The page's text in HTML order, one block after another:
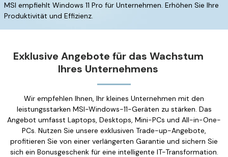
MSI empfiehlt Windows 11 Pro für Unternehmen. Erhöhen Sie Ihre
Produktivität und Effizienz.
Exklusive Angebote für das Wachstum
Ihres Unternehmens
Wir empfehlen Ihnen, Ihr kleines Unternehmen mit den
leistungsstarken MSI-Windows-11-Geräten zu stärken. Das
Angebot umfasst Laptops, Desktops, Mini-PCs und All-in-One-
PCs. Nutzen Sie unsere exklusiven Trade-up-Angebote,
profitieren Sie von einer verlängerten Garantie und sichern Sie
sich ein Bonusgeschenk für eine intelligente IT-Transformation.